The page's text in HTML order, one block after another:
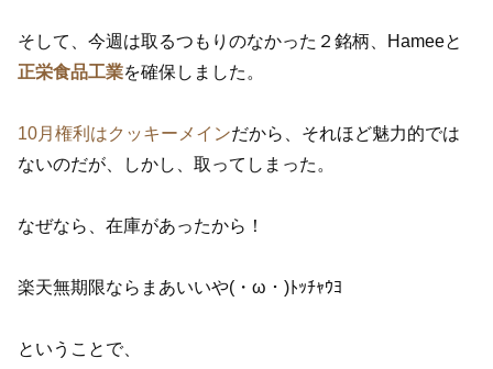
そして、今週は取るつもりのなかった２銘柄、Hameeと
正栄食品工業を確保しました。
10月権利はクッキーメインだから、それほど魅力的では
ないのだが、しかし、取ってしまった。
なぜなら、在庫があったから！
楽天無期限ならまあいいや(・ω・)ﾄｯﾁｬｳﾖ
ということで、